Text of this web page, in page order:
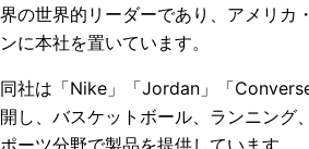
界の世界的リーダーであり、アメリカ
ンに本社を置いています。
同社は「Nike」「Jordan」「
開し、バスケットボール、ランニング